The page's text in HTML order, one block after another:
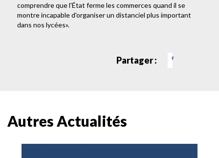
comprendre que l'État ferme les commerces quand il se
montre incapable d'organiser un distanciel plus important
dans nos lycées».
Partager :
Autres Actualités